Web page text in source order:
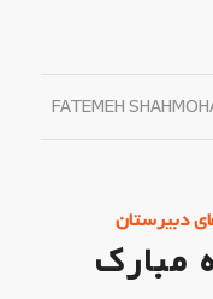
FATEMEH
دبیرستان
مبارک